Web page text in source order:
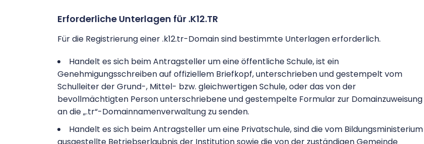
Erforderliche Unterlagen für .K12.TR
Für die Registrierung einer .k12.tr-Domain sind bestimmte Unterlagen erforderlich.
Handelt es sich beim Antragsteller um eine öffentliche Schule, ist ein
Genehmigungsschreiben auf offiziellem Briefkopf, unterschrieben und gestempelt vom
Schulleiter der Grund-, Mittel- bzw. gleichwertigen Schule, oder das von der
bevollmächtigten Person unterschriebene und gestempelte Formular zur Domainzuweisung
an die „.tr“-Domainnamenverwaltung zu senden.
Handelt es sich beim Antragsteller um eine Privatschule, sind die vom Bildungsministerium